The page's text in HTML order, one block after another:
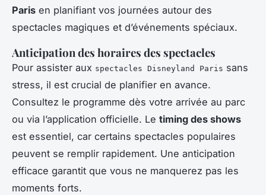
Paris en planifiant vos journées autour des
spectacles magiques et d’événements spéciaux.
Anticipation des horaires des spectacles
Pour assister aux spectacles Disneyland Paris sans
stress, il est crucial de planifier en avance.
Consultez le programme dès votre arrivée au parc
ou via l’application officielle. Le timing des shows
est essentiel, car certains spectacles populaires
peuvent se remplir rapidement. Une anticipation
efficace garantit que vous ne manquerez pas les
moments forts.